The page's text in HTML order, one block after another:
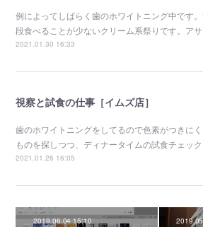
例によってしばらく歯のホワイトニング中です
段食べることが少ないクリーム系祭りです。アサ
2021.01.30 16:33
視察と試食の仕事［イムズ店］
歯のホワイトニングをしてるので色素がつきに
ものを探しつつ、ディナータイムの試食チェック
2021.01.26 16:05
2019.06.04 15:10